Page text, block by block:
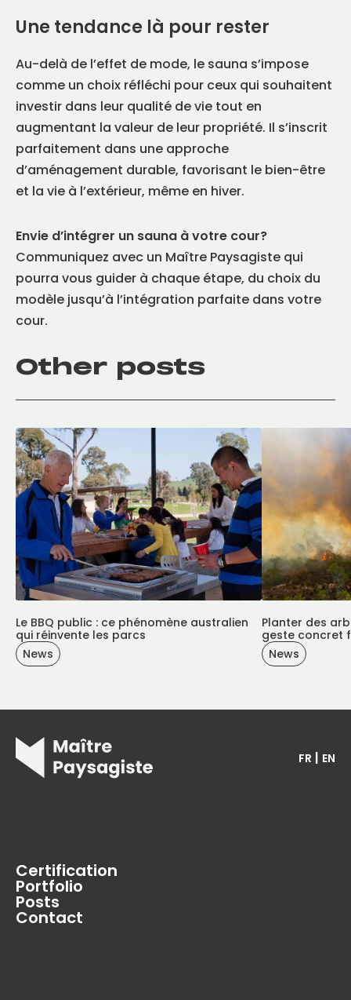
Une tendance là pour rester
Au-delà de l’effet de mode, le sauna s’impose
comme un choix réfléchi pour ceux qui souhaitent
investir dans leur qualité de vie tout en
augmentant la valeur de leur propriété. Il s’inscrit
parfaitement dans une approche
d’aménagement durable, favorisant le bien-être
et la vie à l’extérieur, même en hiver.
Envie d’intégrer un sauna à votre cour?
Communiquez avec un Maître Paysagiste qui
pourra vous guider à chaque étape, du choix du
modèle jusqu’à l’intégration parfaite dans votre
cour.
Other posts
Le BBQ public : ce phénomène australien
qui réinvente les parcs
News
Planter des
geste concret
News
FR | EN
Certification
Portfolio
Posts
Contact